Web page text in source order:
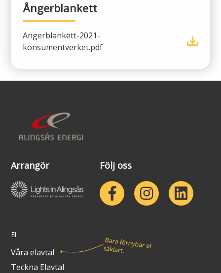
Ångerblankett
Angerblankett-2021-
konsumentverket.pdf
Arrangör Följ oss
El
Våra elavtal
Teckna Elavtal